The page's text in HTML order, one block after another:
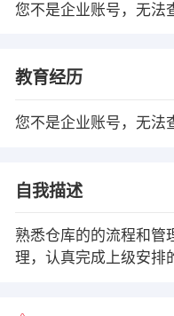
您不是企业账号，无法
教育经历
您不是企业账号，无法
自我描述
熟悉仓库的的流程和管
理，认真完成上级安排